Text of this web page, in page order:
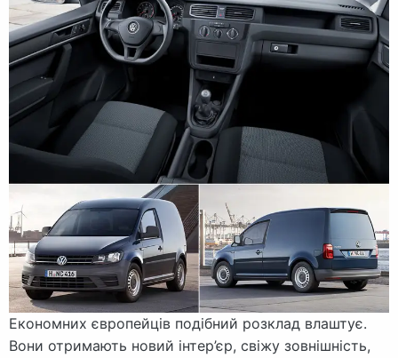
Економних європейців подібний розклад влаштує.
Вони отримають новий інтер’єр, свіжу зовнішність,